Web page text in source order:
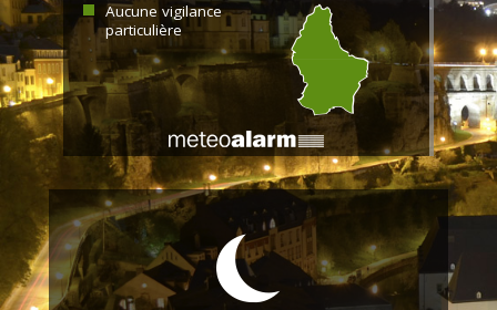
Aucune vigilance
particulière